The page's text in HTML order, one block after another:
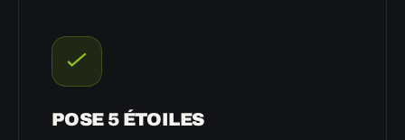
POSE 5 ÉTOILES